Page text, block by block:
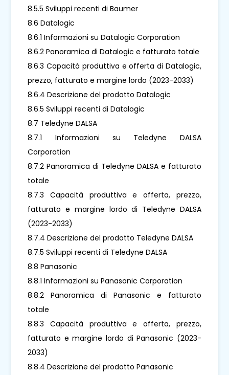
8.5.5 Sviluppi recenti di Baumer
8.6 Datalogic
8.6.1 Informazioni su Datalogic Corporation
8.6.2 Panoramica di Datalogic e fatturato totale
8.6.3 Capacità produttiva e offerta di Datalogic,
prezzo, fatturato e margine lordo (2023-2033)
8.6.4 Descrizione del prodotto Datalogic
8.6.5 Sviluppi recenti di Datalogic
8.7 Teledyne DALSA
8.7.1 Informazioni su Teledyne DALSA
Corporation
8.7.2 Panoramica di Teledyne DALSA e fatturato
totale
8.7.3 Capacità produttiva e offerta, prezzo,
fatturato e margine lordo di Teledyne DALSA
(2023-2033)
8.7.4 Descrizione del prodotto Teledyne DALSA
8.7.5 Sviluppi recenti di Teledyne DALSA
8.8 Panasonic
8.8.1 Informazioni su Panasonic Corporation
8.8.2 Panoramica di Panasonic e fatturato
totale
8.8.3 Capacità produttiva e offerta, prezzo,
fatturato e margine lordo di Panasonic (2023-
2033)
8.8.4 Descrizione del prodotto Panasonic